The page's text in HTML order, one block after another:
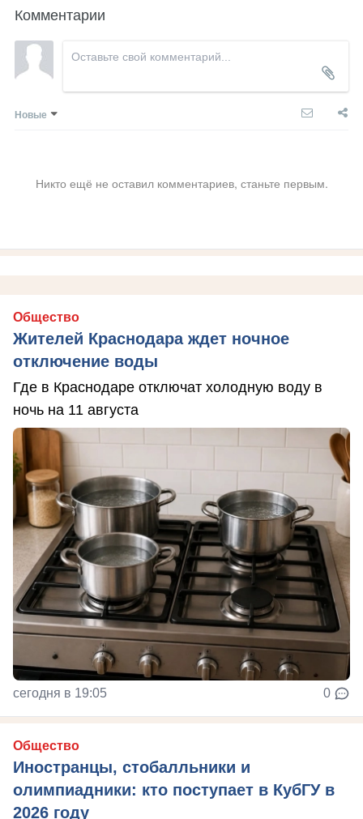
Комментарии
Новые
Никто ещё не оставил комментариев, станьте первым.
Общество
Жителей Краснодара ждет ночное
отключение воды
Где в Краснодаре отключат холодную воду в
ночь на 11 августа
сегодня в 19:05 0
Общество
Иностранцы, стобалльники и
олимпиадники: кто поступает в КубГУ в
2026 году